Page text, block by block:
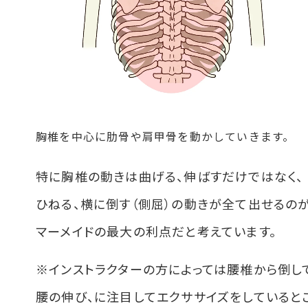
胸椎を中心に肋骨や肩甲骨を動かしていきます。
特に胸椎の動きは曲げる、伸ばすだけではなく、
ひねる、横に倒す（側屈）の動きが全て出せるの
マーメイドの最大の利点だと考えています。
※インストラクターの方によっては腰椎から倒し
腰の伸び、に注目してエクササイズをしていると